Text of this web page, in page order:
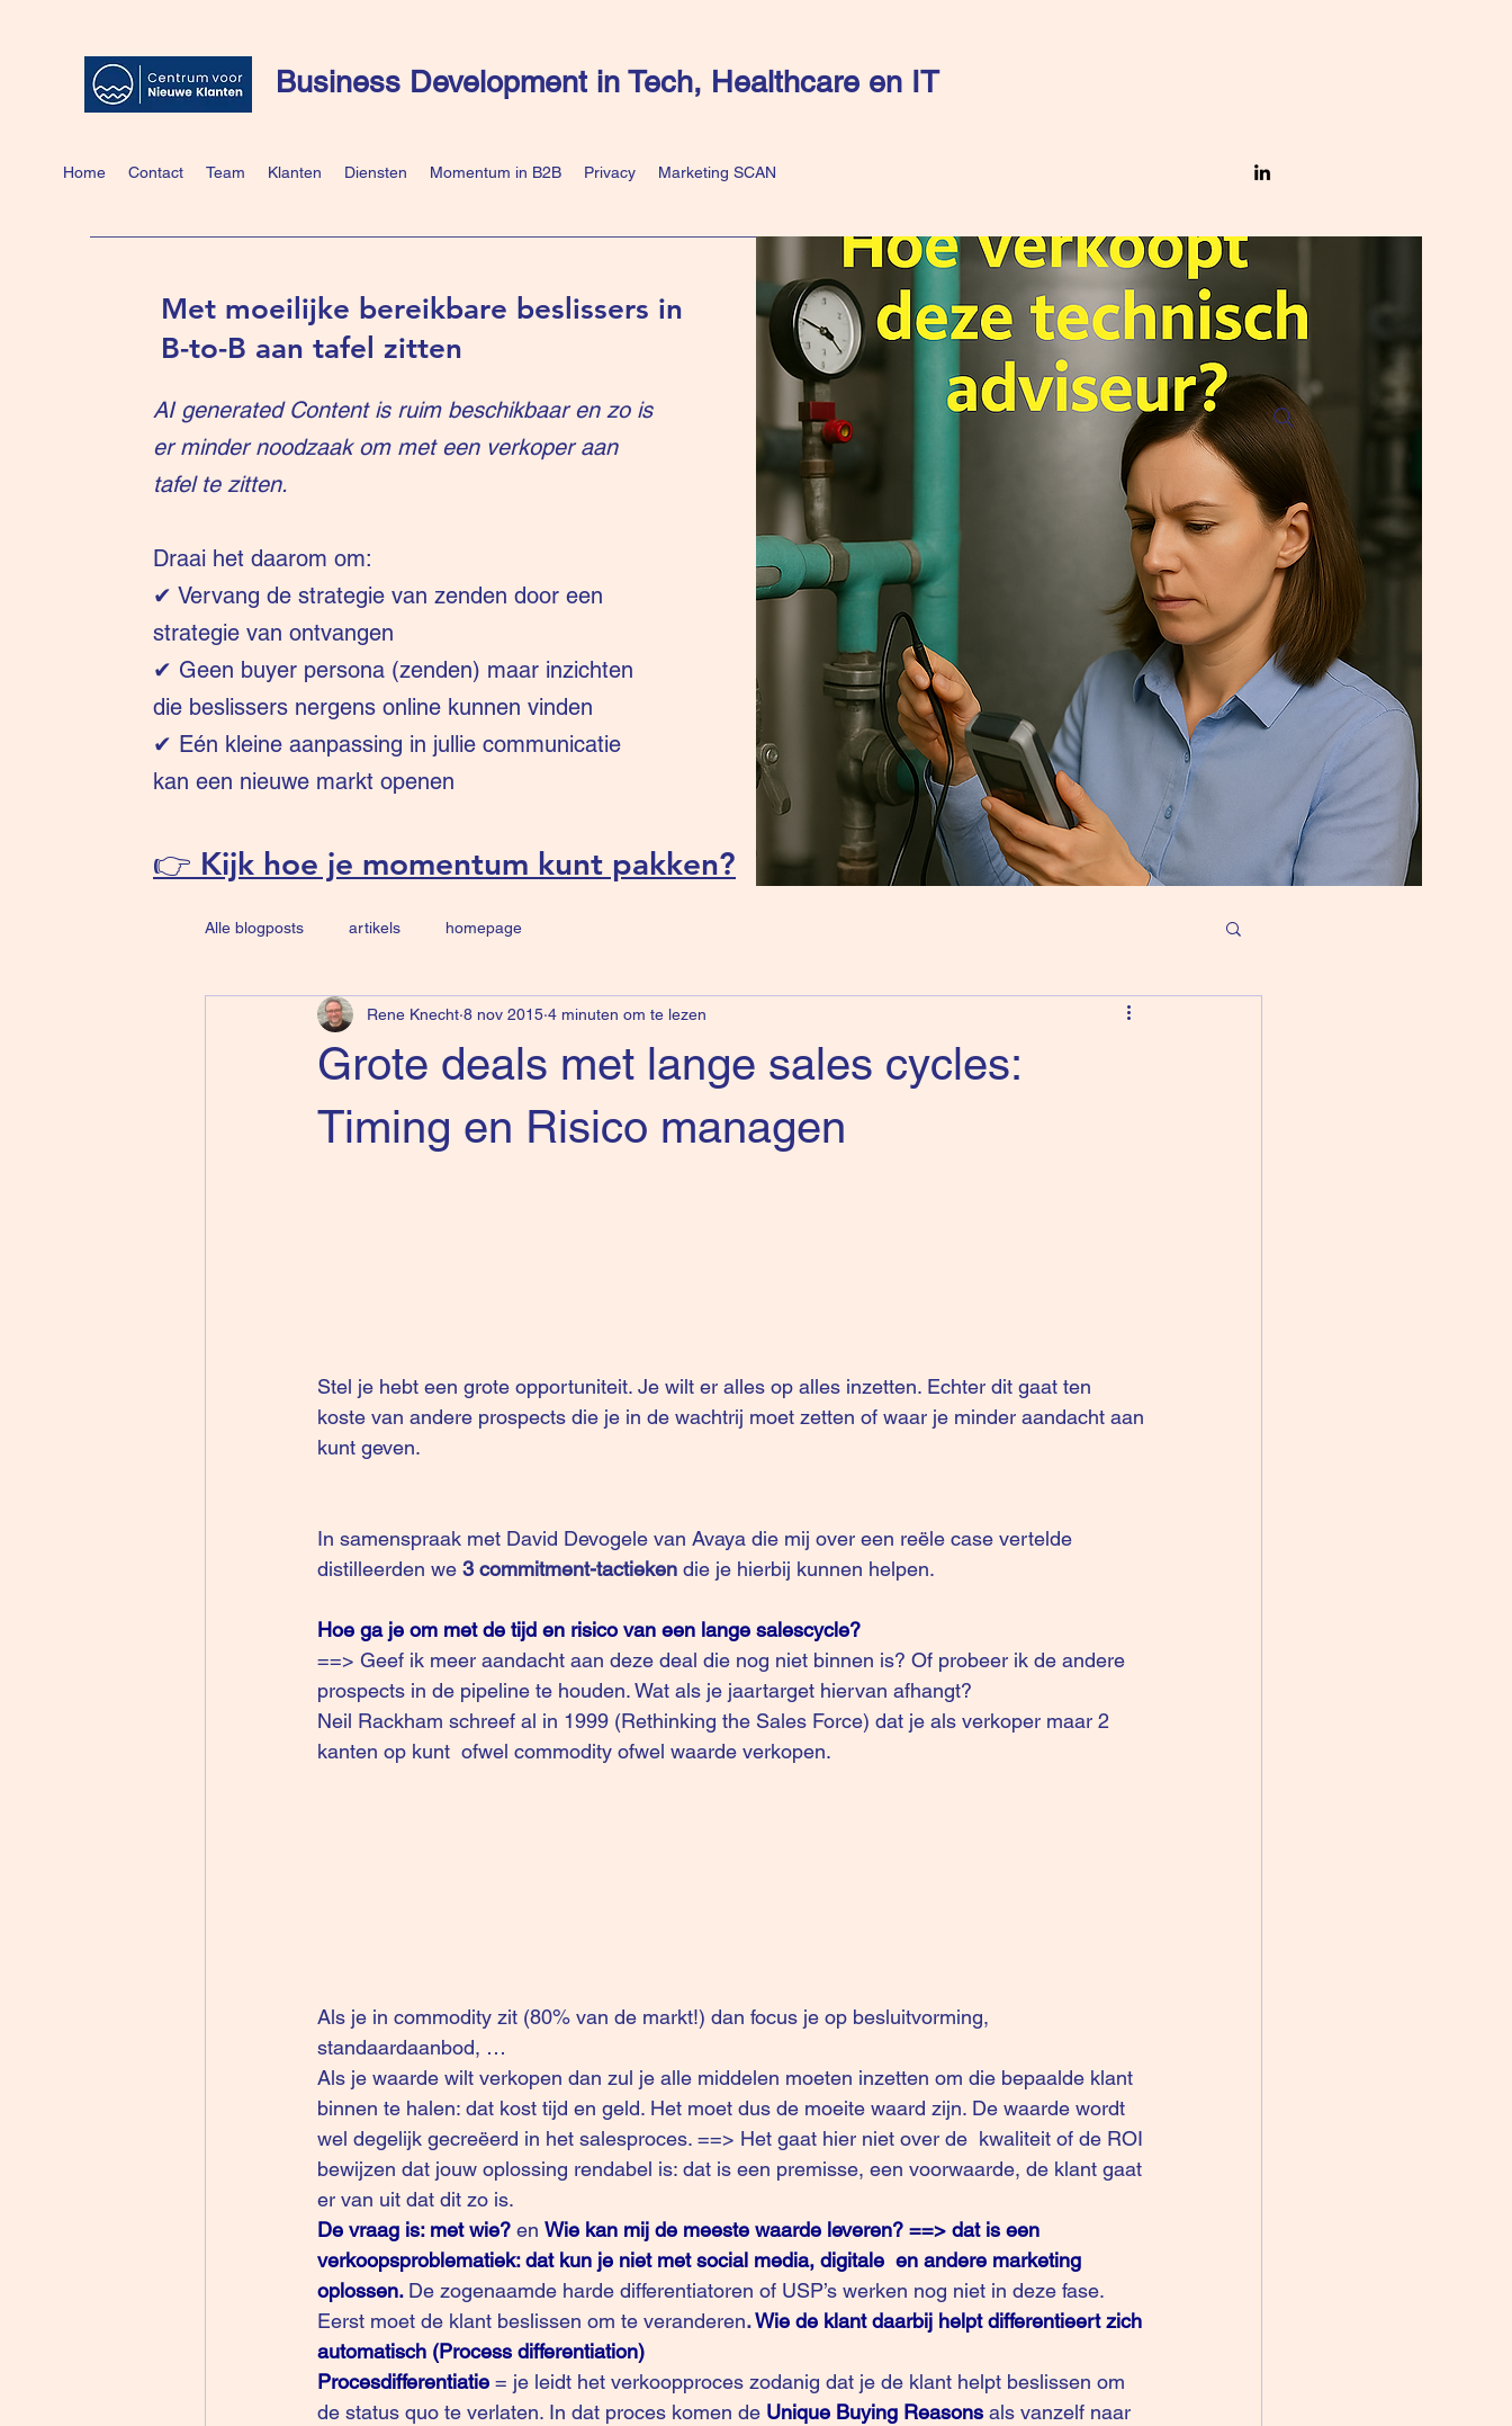
Business Development in Tech, Healthcare en IT
Home Contact Team Klanten Diensten Momentum in B2B Privacy Marketing SCAN
Met moeilijke bereikbare beslissers in
B-to-B aan tafel zitten
AI generated Content is ruim beschikbaar en zo is
er minder noodzaak om met een verkoper aan
tafel te zitten.
Draai het daarom om:
✔ Vervang de strategie van zenden door een
strategie van ontvangen
✔ Geen buyer persona (zenden) maar inzichten
die beslissers nergens online kunnen vinden
✔ Eén kleine aanpassing in jullie communicatie
kan een nieuwe markt openen
👉 Kijk hoe je momentum kunt pakken?
Alle blogposts artikels homepage
Grote deals met lange sales cycles:
Timing en Risico managen
Rene Knecht 8 nov 2015 4 minuten om te lezen
Stel je hebt een grote opportuniteit. Je wilt er alles op alles inzetten. Echter dit gaat ten
koste van andere prospects die je in de wachtrij moet zetten of waar je minder aandacht aan
kunt geven.
In samenspraak met David Devogele van Avaya die mij over een reële case vertelde
distilleerden we 3 commitment-tactieken die je hierbij kunnen helpen.
Hoe ga je om met de tijd en risico van een lange salescycle?
==> Geef ik meer aandacht aan deze deal die nog niet binnen is? Of probeer ik de andere
prospects in de pipeline te houden. Wat als je jaartarget hiervan afhangt?
Neil Rackham schreef al in 1999 (Rethinking the Sales Force) dat je als verkoper maar 2
kanten op kunt  ofwel commodity ofwel waarde verkopen.
Als je in commodity zit (80% van de markt!) dan focus je op besluitvorming,
standaardaanbod, …
Als je waarde wilt verkopen dan zul je alle middelen moeten inzetten om die bepaalde klant
binnen te halen: dat kost tijd en geld. Het moet dus de moeite waard zijn. De waarde wordt
wel degelijk gecreëerd in het salesproces. ==> Het gaat hier niet over de  kwaliteit of de ROI
bewijzen dat jouw oplossing rendabel is: dat is een premisse, een voorwaarde, de klant gaat
er van uit dat dit zo is.
De vraag is: met wie? en Wie kan mij de meeste waarde leveren? ==> dat is een
verkoopsproblematiek: dat kun je niet met social media, digitale  en andere marketing
oplossen. De zogenaamde harde differentiatoren of USP’s werken nog niet in deze fase.
Eerst moet de klant beslissen om te veranderen. Wie de klant daarbij helpt differentieert zich
automatisch (Process differentiation)
Procesdifferentiatie = je leidt het verkoopproces zodanig dat je de klant helpt beslissen om
de status quo te verlaten. In dat proces komen de Unique Buying Reasons als vanzelf naar